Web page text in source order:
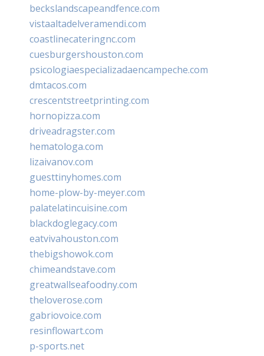
beckslandscapeandfence.com
vistaaltadelveramendi.com
coastlinecateringnc.com
cuesburgershouston.com
psicologiaespecializadaencampeche.com
dmtacos.com
crescentstreetprinting.com
hornopizza.com
driveadragster.com
hematologa.com
lizaivanov.com
guesttinyhomes.com
home-plow-by-meyer.com
palatelatincuisine.com
blackdoglegacy.com
eatvivahouston.com
thebigshowok.com
chimeandstave.com
greatwallseafoodny.com
theloverose.com
gabriovoice.com
resinflowart.com
p-sports.net